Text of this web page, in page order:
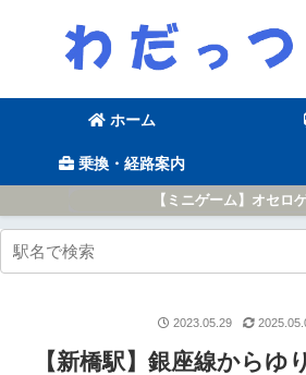
ホーム
乗換・経路案内
【ミニゲーム】オセロ
【新橋駅】銀座線からゆ
2023.05.29